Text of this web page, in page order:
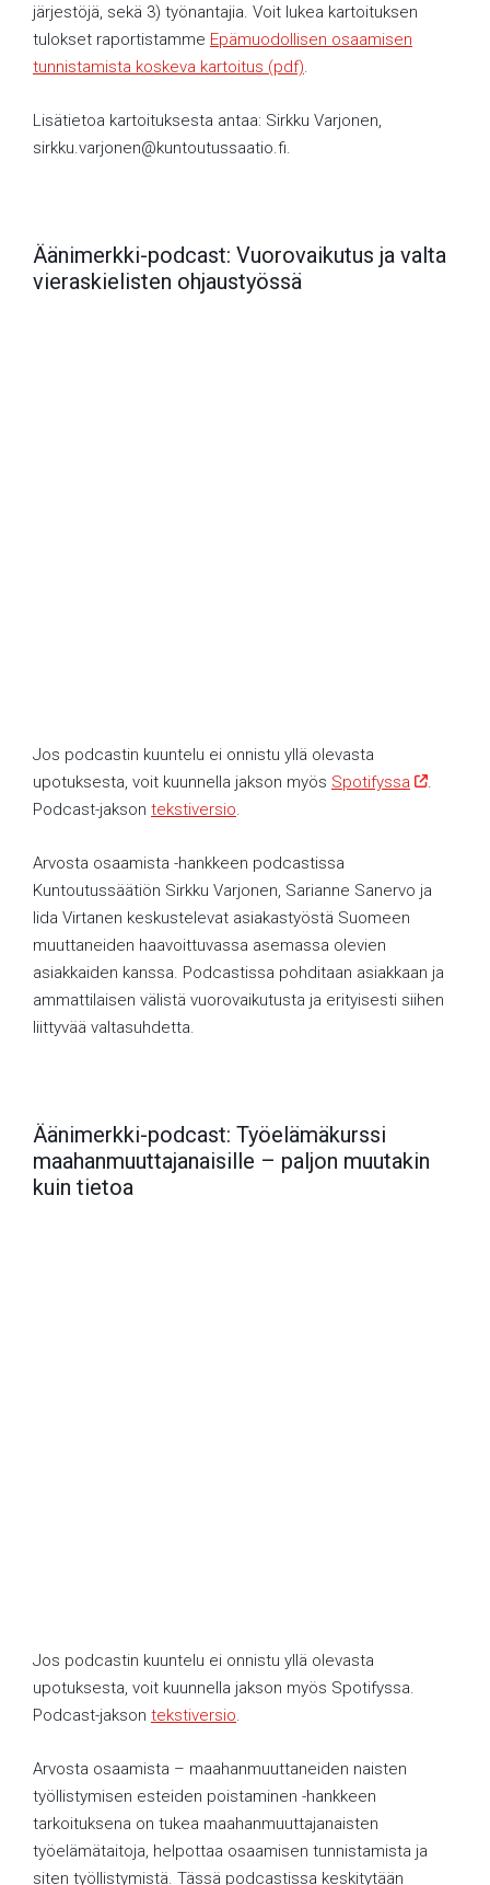
järjestöjä, sekä 3) työnantajia. Voit lukea kartoituksen
tulokset raportistamme Epämuodollisen osaamisen
tunnistamista koskeva kartoitus (pdf).
Lisätietoa kartoituksesta antaa: Sirkku Varjonen,
sirkku.varjonen@kuntoutussaatio.fi.
Äänimerkki-podcast: Vuorovaikutus ja valta
vieraskielisten ohjaustyössä
Jos podcastin kuuntelu ei onnistu yllä olevasta
upotuksesta, voit kuunnella jakson myös Spotifyssa
.
Podcast-jakson tekstiversio.
Arvosta osaamista -hankkeen podcastissa
Kuntoutussäätiön Sirkku Varjonen, Sarianne Sanervo ja
Iida Virtanen keskustelevat asiakastyöstä Suomeen
muuttaneiden haavoittuvassa asemassa olevien
asiakkaiden kanssa. Podcastissa pohditaan asiakkaan ja
ammattilaisen välistä vuorovaikutusta ja erityisesti siihen
liittyvää valtasuhdetta.
Äänimerkki-podcast: Työelämäkurssi
maahanmuuttajanaisille – paljon muutakin
kuin tietoa
Jos podcastin kuuntelu ei onnistu yllä olevasta
upotuksesta, voit kuunnella jakson myös Spotifyssa.
Podcast-jakson tekstiversio.
Arvosta osaamista – maahanmuuttaneiden naisten
työllistymisen esteiden poistaminen -hankkeen
tarkoituksena on tukea maahanmuuttajanaisten
työelämätaitoja, helpottaa osaamisen tunnistamista ja
siten työllistymistä. Tässä podcastissa keskitytään